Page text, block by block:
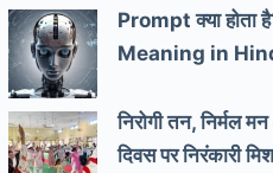
Prompt क्या
Meaning in
निरोगी तन, निर्मल
दिवस पर निरंकारी